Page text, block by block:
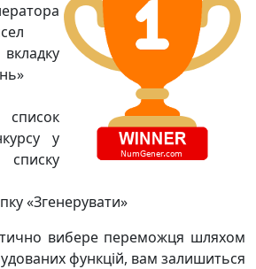
список
у
«Згенерувати»
вибере переможця шляхом
функцій, вам залишиться